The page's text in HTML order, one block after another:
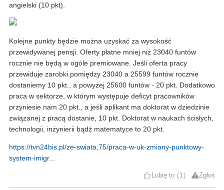
angielski (10 pkt).
Kolejne punkty będzie można uzyskać za wysokość
przewidywanej pensji. Oferty płatne mniej niż 23040 funtów
rocznie nie będą w ogóle premiowane. Jeśli oferta pracy
przewiduje zarobki pomiędzy 23040 a 25599 funtów rocznie
dostaniemy 10 pkt., a powyżej 25600 funtów - 20 pkt. Dodatkowo
praca w sektorze, w którym występuje deficyt pracowników
przyniesie nam 20 pkt., a jeśli aplikant ma doktorat w dziedzinie
związanej z pracą dostanie, 10 pkt. Doktorat w naukach ścisłych,
technologii, inżynierii bądź matematyce to 20 pkt.
https://tvn24bis.pl/ze-swiata,75/praca-w-uk-zmiany-punktowy-
system-imigr...
Lubię to 1 Zgłoś